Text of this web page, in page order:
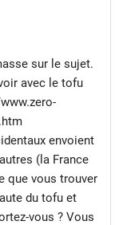
sur le sujet.
avec le tofu
envoient
(la France
que vous trouver
du tofu et
vous ? Vous